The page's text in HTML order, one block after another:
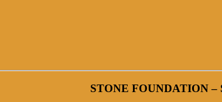
STONE FOUNDATION